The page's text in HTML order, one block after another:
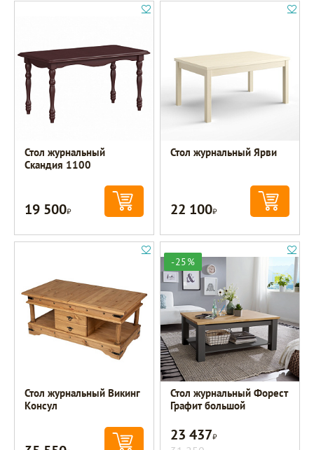
Стол журнальный
Скандия 1100
19 500Р
Стол журнальный Ярви
22 100Р
Стол журнальный Викинг
Консул
-25%
Стол журнальный Форест
Графит большой
23 437Р